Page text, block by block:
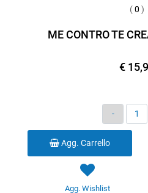
(0 )
ME CONTRO TE
€
Agg. Carrello
Agg. Wishlist